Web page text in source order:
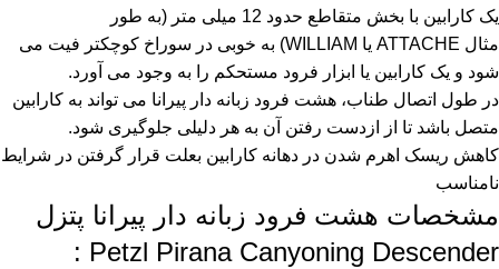
یک کارابین با بخش متقاطع حدود 12 میلی متر (به طور
مثال ATTACHE یا WILLIAM) به خوبی در سوراخ کوچکتر فیت می
شود و یک کارابین یا ابزار فرود مستحکم را به وجود می آورد.
در طول اتصال طناب، هشت فرود زبانه دار پیرانا می تواند به کارابین
متصل باشد تا از ازدست رفتن آن به هر دلیلی جلوگیری شود.
کاهش ریسک اهرم شدن در دهانه کارابین بعلت قرار گرفتن در شرایط
نامناسب
مشخصات هشت فرود زبانه دار پیرانا پتزل
Petzl Pirana Canyoning Descender :